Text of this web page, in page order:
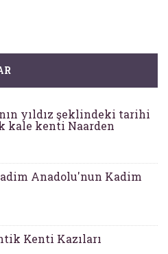
yıldız şeklindeki tarihi
kale kenti Naarden
Anadolu'nun Kadim
Kenti Kazıları